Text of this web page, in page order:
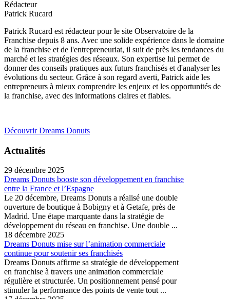
Rédacteur
Patrick Rucard
Patrick Rucard est rédacteur pour le site Observatoire de la
Franchise depuis 8 ans. Avec une solide expérience dans le domaine
de la franchise et de l'entrepreneuriat, il suit de près les tendances du
marché et les stratégies des réseaux. Son expertise lui permet de
donner des conseils pratiques aux futurs franchisés et d'analyser les
évolutions du secteur. Grâce à son regard averti, Patrick aide les
entrepreneurs à mieux comprendre les enjeux et les opportunités de
la franchise, avec des informations claires et fiables.
Découvrir Dreams Donuts
Actualités
29 décembre 2025
Dreams Donuts booste son développement en franchise
entre la France et l’Espagne
Le 20 décembre, Dreams Donuts a réalisé une double
ouverture de boutique à Bobigny et à Getafe, près de
Madrid. Une étape marquante dans la stratégie de
développement du réseau en franchise. Une double ...
18 décembre 2025
Dreams Donuts mise sur l’animation commerciale
continue pour soutenir ses franchisés
Dreams Donuts affirme sa stratégie de développement
en franchise à travers une animation commerciale
régulière et structurée. Un positionnement pensé pour
stimuler la performance des points de vente tout ...